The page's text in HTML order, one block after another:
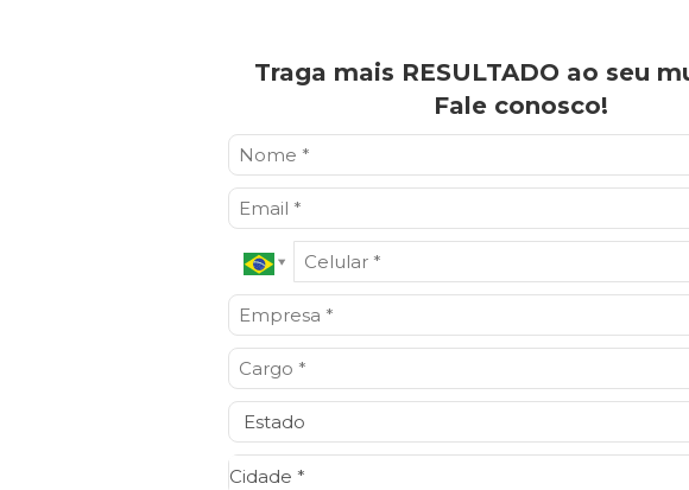
Traga mais RESULTADO ao seu
Fale conosco!
Cidade *
Cidade*